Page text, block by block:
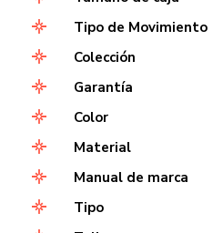
Tipo de Movimiento
Colección
Garantía
Color
Material
Manual de marca
Tipo